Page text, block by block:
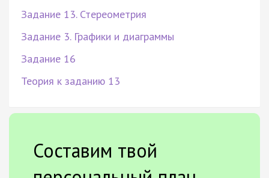
Задание 13. Стереометрия
Задание 3. Графики и диаграммы
Задание 16
Теория к заданию 13
Составим твой